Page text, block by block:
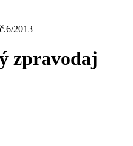
2013
zpravodaj